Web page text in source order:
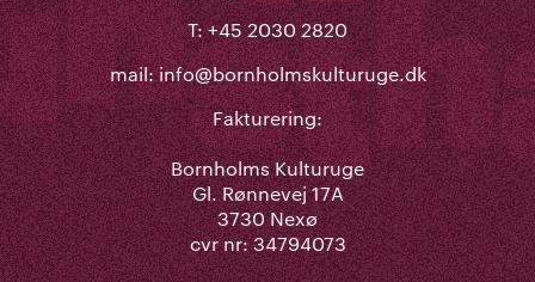
T: +45 2030 2820
mail:info@bornholmskulturuge.dk
Fakturering:
Bornholms Kulturuge
Gl. Rønnevej 17A
3730 Nexø
cvr nr: 34794073